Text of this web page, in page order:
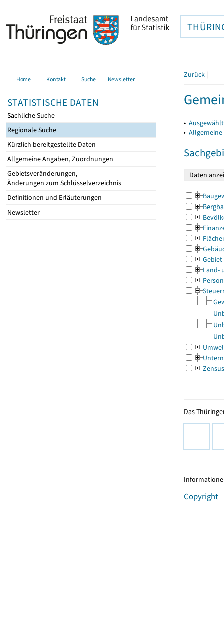
Home Kontakt Suche Newsletter
STATISTISCHE DATEN
Sachliche Suche
Regionale Suche
Kürzlich bereitgestellte Daten
Allgemeine Angaben, Zuordnungen
Gebietsveränderungen,
Änderungen zum Schlüsselverzeichnis
Definitionen und Erläuterungen
Newsletter
Zurück |
▸
▸
Gebiet
Land-
Zensus
Das
Copyright